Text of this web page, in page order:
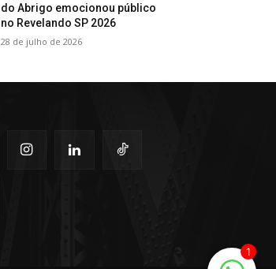
do Abrigo emocionou público
no Revelando SP 2026
28 de julho de 2026
1